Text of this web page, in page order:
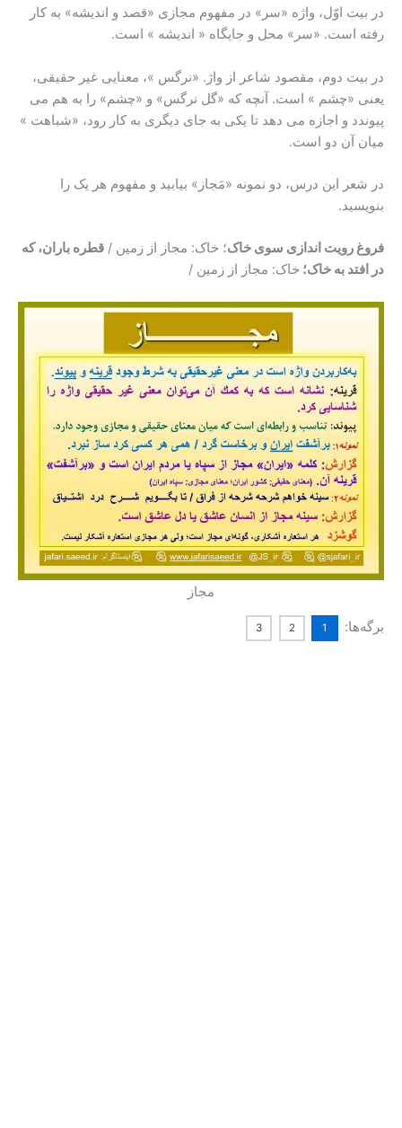
در بیت اوّل، واژه «سر» در مفهوم مجازی «قصد و اندیشه» به کار
رفته است. «سر» محل و جایگاه « اندیشه » است.
در بیت دوم، مقصود شاعر از واژ. «نرگس »، معنایی غیر حقیقی،
یعنی «چشم » است. آنچه که «گل نرگس» و «چشم» را به هم می
پیوندد و اجازه می دهد تا یکی به جای دیگری به کار رود، «شباهت »
میان آن دو است.
در شعر این درس، دو نمونه «مَجاز» بیابید و مفهوم هر یک را
بنویسید.
فروغ رویت اندازی سوی خاک؛ خاک: مجاز از زمین / قطره باران، که
در افتد به خاک؛ خاک: مجاز از زمین /
مجاز
برگه‌ها: 1
2
3